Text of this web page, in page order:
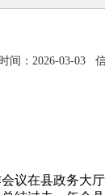
间：2026-03-03
在县政务大厅